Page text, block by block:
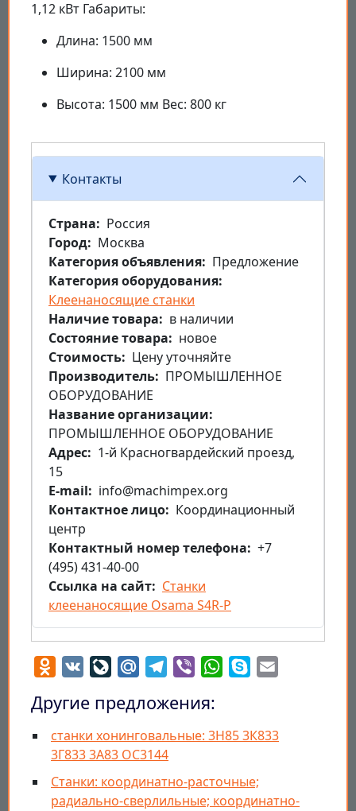
1,12 кВт Габариты:
Длина: 1500 мм
Ширина: 2100 мм
Высота: 1500 мм Вес: 800 кг
Контакты
Страна
Россия
Город
Москва
Категория объявления
Предложение
Категория оборудования
Клеенаносящие станки
Наличие товара
в наличии
Состояние товара
новое
Стоимость
Цену уточняйте
Производитель
ПРОМЫШЛЕННОЕ
ОБОРУДОВАНИЕ
Название организации
ПРОМЫШЛЕННОЕ ОБОРУДОВАНИЕ
Aдрес
1-й Красногвардейский проезд,
15
E-mail
info@machimpex.org
Контактное лицо
Координационный
центр
Контактный номер телефона
+7
(495) 431-40-00
Ссылка на сайт
Станки
клеенаносящие Osama S4R-P
Odnoklassniki
VK LiveJournal
Mail.RuTelegram
Viber WhatsApp
Skype
Другие предложения:
станки хонинговальные: 3Н85 3К833
3Г833 3А83 ОС3144
Станки: координатно-расточные;
радиально-сверлильные; координатно-